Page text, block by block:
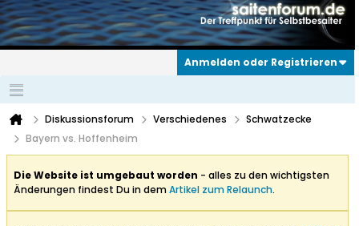
Anmelden oder Registrieren
Diskussionsforum Verschiedenes
Schwatzecke
Bayern vs. Hoffenheim
Die Website ist umgebaut worden - alles zu den wichtigsten
Änderungen findest Du in demArtikel zum Relaunch.